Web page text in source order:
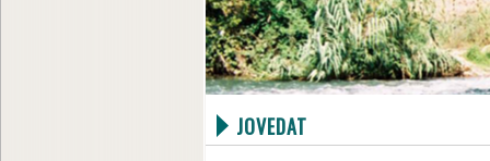
JOVEDAT